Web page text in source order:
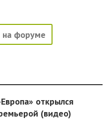
на форуме
открылся
(видео)